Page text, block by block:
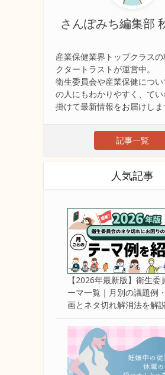
さんぽみち編集部
産業保健業界トップクラス
クタートラストが運営中。
衛生委員会や産業保健につ
の人にもわかりやすく、て
掛けて最新情報をお届けしま
記事一覧
人気記事
【2026年最新版】衛生委
ーマ一覧｜月別の議題例
画とネタ切れ解消法を解